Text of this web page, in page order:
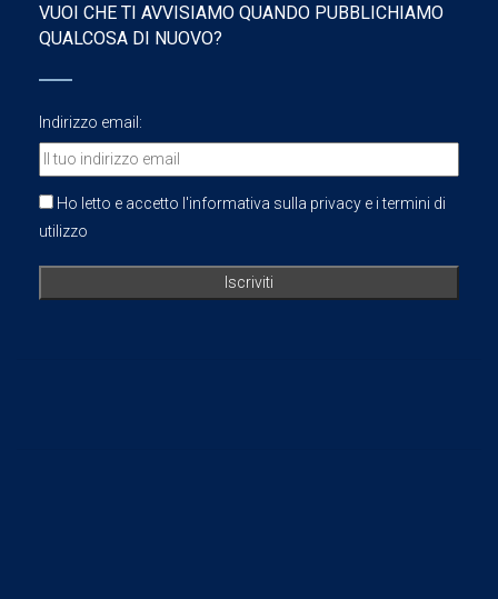
VUOI CHE TI AVVISIAMO QUANDO PUBBLICHIAMO
QUALCOSA DI NUOVO?
Indirizzo email:
Ho letto e accetto l'informativa sulla privacy e i termini di
utilizzo